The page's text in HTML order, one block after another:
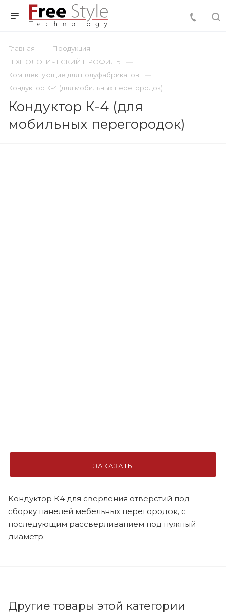
Главная
Продукция
ТЕХНОЛОГИЧЕСКИЙ ПРОФИЛЬ
Комплектующие для полуфабрикатов
Кондуктор К-4 (для мобильных перегородок)
Кондуктор К-4 (для
мобильных перегородок)
ЗАКАЗАТЬ
Кондуктор К4 для сверления отверстий под
сборку панелей мебельных перегородок, с
последующим рассверливанием под нужный
диаметр.
Другие товары этой категории